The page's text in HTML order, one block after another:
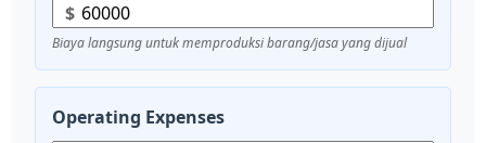
$
Biaya langsung untuk memproduksi barang/jasa yang dijual
Operating Expenses